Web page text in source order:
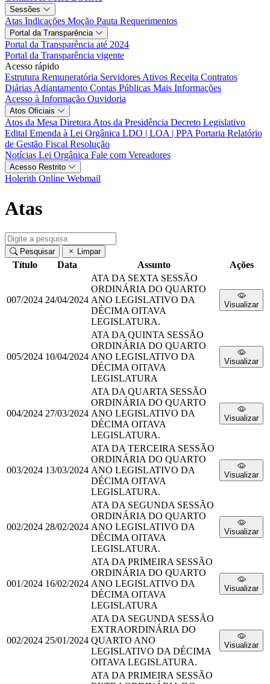
Sessões
Atas Indicações Moção Pauta Requerimentos
Portal da Transparência
Portal da Transparência até 2024
Portal da Transparência vigente
Acesso rápido
Estrutura Remuneratória Servidores Ativos Receita Contratos
Diárias Adiantamento Contas Públicas Mais Informações
Acesso à Informação Ouvidoria
Atos Oficiais
Atos da Mesa Diretora Atos da Presidência Decreto Legislativo
Edital Emenda à Lei Orgânica LDO | LOA | PPA Portaria Relatório
de Gestão Fiscal Resolução
Notícias Lei Orgânica Fale com Vereadores
Acesso Restrito
Holerith Online Webmail
Atas
Pesquisar Limpar
Título Data Assunto Ações
007/2024 24/04/2024
ATA DA SEXTA SESSÃO
ORDINÁRIA DO QUARTO
ANO LEGISLATIVO DA
DÉCIMA OITAVA
LEGISLATURA.
Visualizar
005/2024 10/04/2024
ATA DA QUINTA SESSÃO
ORDINÁRIA DO QUARTO
ANO LEGISLATIVO DA
DÉCIMA OITAVA
LEGISLATURA
Visualizar
004/2024 27/03/2024
ATA DA QUARTA SESSÃO
ORDINÁRIA DO QUARTO
ANO LEGISLATIVO DA
DÉCIMA OITAVA
LEGISLATURA.
Visualizar
003/2024 13/03/2024
ATA DA TERCEIRA SESSÃO
ORDINÁRIA DO QUARTO
ANO LEGISLATIVO DA
DÉCIMA OITAVA
LEGISLATURA.
Visualizar
002/2024 28/02/2024
ATA DA SEGUNDA SESSÃO
ORDINÁRIA DO QUARTO
ANO LEGISLATIVO DA
DÉCIMA OITAVA
LEGISLATURA.
Visualizar
001/2024 16/02/2024
ATA DA PRIMEIRA SESSÃO
ORDINÁRIA DO QUARTO
ANO LEGISLATIVO DA
DÉCIMA OITAVA
LEGISLATURA
Visualizar
002/2024 25/01/2024
ATA DA SEGUNDA SESSÃO
EXTRAORDINÁRIA DO
QUARTO ANO
LEGISLATIVO DA DÉCIMA
OITAVA LEGISLATURA.
Visualizar
ATA DA PRIMEIRA SESSÃO